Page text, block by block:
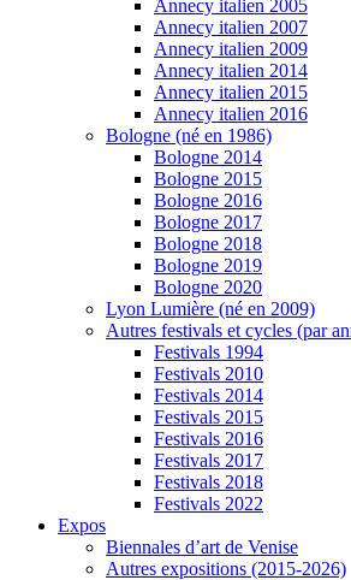
Annecy italien 2005
Annecy italien 2007
Annecy italien 2009
Annecy italien 2014
Annecy italien 2015
Annecy italien 2016
Bologne (né en 1986)
Bologne 2014
Bologne 2015
Bologne 2016
Bologne 2017
Bologne 2018
Bologne 2019
Bologne 2020
Lyon Lumière (né en 2009)
Autres festivals et cycles (par
Festivals 1994
Festivals 2010
Festivals 2014
Festivals 2015
Festivals 2016
Festivals 2017
Festivals 2018
Festivals 2022
Expos
Biennales d’art de Venise
Autres expositions (2015-2026)